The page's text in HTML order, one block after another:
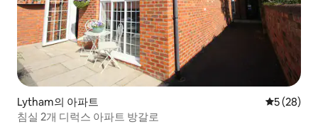
Lytham의 아파트 평점 5점(5
5 (28)
침실 2개 디럭스 아파트 방갈로